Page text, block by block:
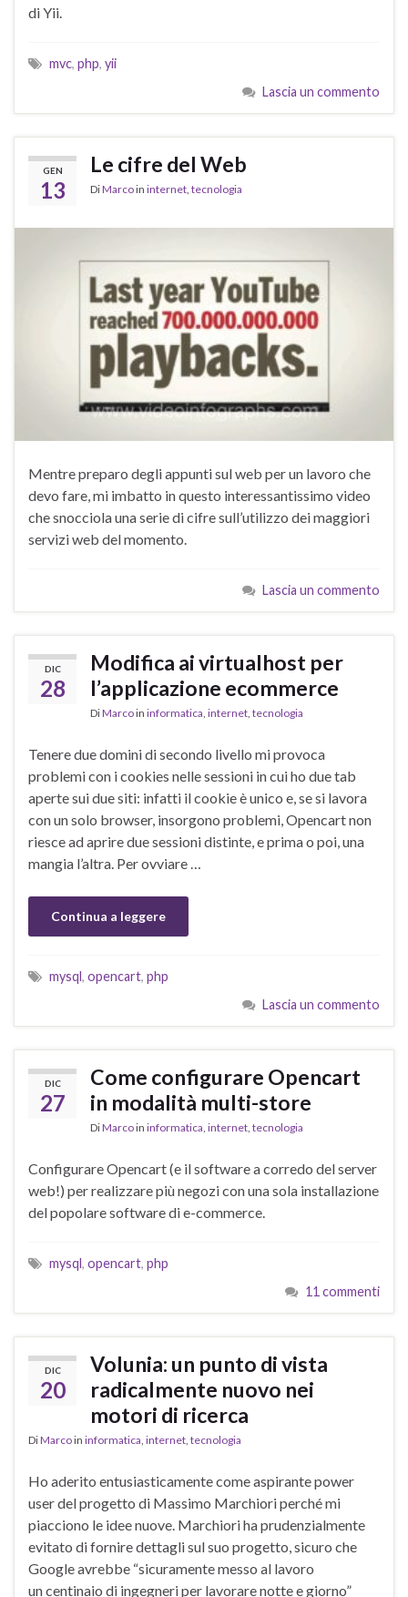
di Yii.
mvc, php, yii
Lascia un commento
GEN
13
Le cifre del Web
DiMarcoin internet tecnologia
Mentre preparo degli appunti sul web per un lavoro che
devo fare, mi imbatto in questo interessantissimo video
che snocciola una serie di cifre sull’utilizzo dei maggiori
servizi web del momento.
Lascia un commento
DIC
28
Modifica ai virtualhost per
l’applicazione ecommerce
DiMarcoin informatica, internet, tecnologia
Tenere due domini di secondo livello mi provoca
problemi con i cookies nelle sessioni in cui ho due tab
aperte sui due siti: infatti il cookie è unico e, se si lavora
con un solo browser, insorgono problemi, Opencart non
riesce ad aprire due sessioni distinte, e prima o poi, una
mangia l’altra. Per ovviare …
Continua a leggere
mysql, opencart, php
Lascia un commento
DIC
27
Come configurare Opencart
in modalità multi-store
DiMarcoin informatica, internet, tecnologia
Configurare Opencart (e il software a corredo del server
web!) per realizzare più negozi con una sola installazione
del popolare software di e-commerce.
mysql, opencart, php
11 commenti
DIC
20
Volunia: un punto di vista
radicalmente nuovo nei
motori di ricerca
DiMarcoin informatica, internet, tecnologia
Ho aderito entusiasticamente come aspirante power
user del progetto di Massimo Marchiori perché mi
piacciono le idee nuove. Marchiori ha prudenzialmente
evitato di fornire dettagli sul suo progetto, sicuro che
Google avrebbe “sicuramente messo al lavoro
un centinaio di ingegneri per lavorare notte e giorno”